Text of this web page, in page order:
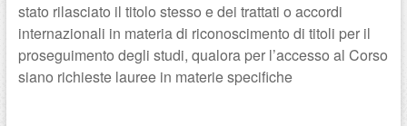
stato rilasciato il titolo stesso e dei trattati o accordi
internazionali in materia di riconoscimento di titoli per il
proseguimento degli studi, qualora per l’accesso al Corso
siano richieste lauree in materie specifiche